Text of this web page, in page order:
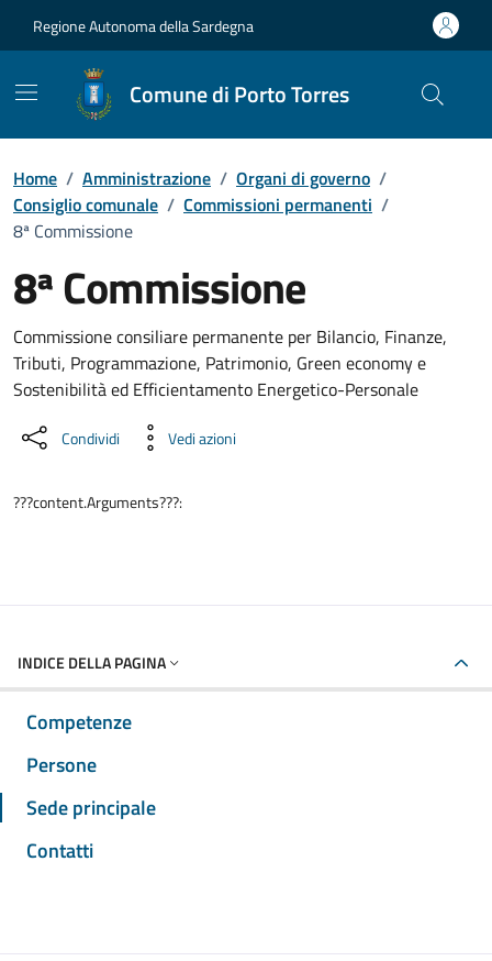
Regione Autonoma della Sardegna
Comune di Porto Torres
Home / Amministrazione / Organi di governo /
Consiglio comunale / Commissioni permanenti /
8ª Commissione
8ª Commissione
Dettaglio dell'unità
Commissione consiliare permanente per Bilancio, Finanze,
Tributi, Programmazione, Patrimonio, Green economy e
Sostenibilità ed Efficientamento Energetico-Personale
Condividi Vedi azioni
???content.Arguments???:
INDICE DELLA PAGINA
Competenze
Persone
Sede principale
Contatti